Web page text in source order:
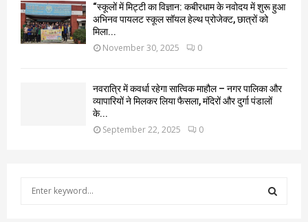
“स्कूलों में मिट्टी का विज्ञान: कबीरधाम के नवोदय में शुरू हुआ
अभिनव पायलट स्कूल सॉयल हेल्थ प्रोजेक्ट, छात्रों को
मिला...
November 30, 2025 0
नवरात्रि में कवर्धा रहेगा सात्विक माहौल – नगर पालिका और
व्यापारियों ने मिलकर लिया फैसला, मंदिरों और दुर्गा पंडालों
के...
September 22, 2025 0